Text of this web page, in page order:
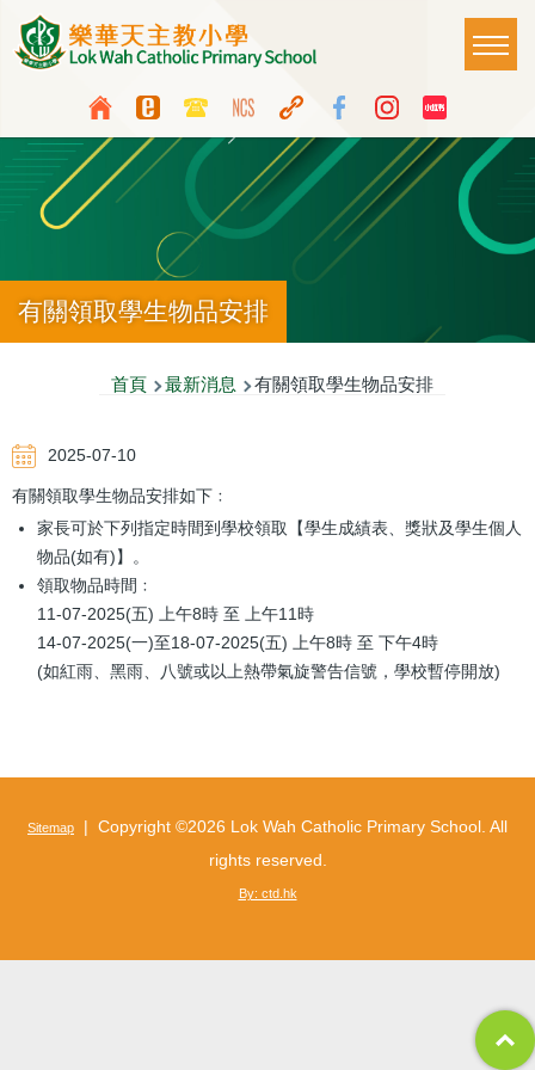
移至主內容
Top
Media
Icon
Button
Language
switcher
Main
有關領取學生物品安排
連
結
首頁 最新消息 有關領取學生物品安排
2025-07-10
有關領取學生物品安排如下﹕
家長可於下列指定時間到學校領取【學生成績表、獎狀及學生個人
物品(如有)】。
領取物品時間﹕
11-07-2025(五) 上午8時 至 上午11時
14-07-2025(一)至18-07-2025(五) 上午8時 至 下午4時
(如紅雨、黑雨、八號或以上熱帶氣旋警告信號，學校暫停開放)
Sitemap | Copyright ©2026 Lok Wah Catholic Primary School. All
rights reserved.
By: ctd.hk